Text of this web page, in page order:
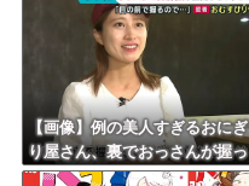
開幕戦に先発
【画像】例の美人すぎるおにぎ
り屋さん、裏でおっさんが握っ
ていたｗｗｗｗｗｗｗｗｗｗｗ